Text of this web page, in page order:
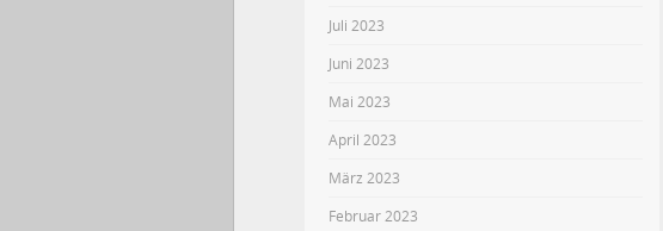
Juli 2023
Juni 2023
Mai 2023
April 2023
März 2023
Februar 2023